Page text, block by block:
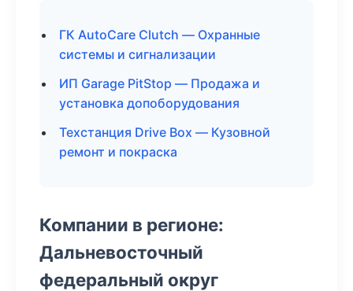
ГК AutoCare Clutch — Охранные
системы и сигнализации
ИП Garage PitStop — Продажа и
установка допоборудования
Техстанция Drive Box — Кузовной
ремонт и покраска
Компании в регионе:
Дальневосточный
федеральный округ